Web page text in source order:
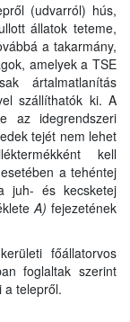
(udvarról) hús,
állatok teteme,
a takarmány,
amelyek a TSE
ártalmatlanítás
szállíthatók ki. A
az idegrendszeri
tejét nem lehet
kell
a tehéntej
juh- és kecsketej
A) fejezetének
főállatorvos
foglaltak szerint
a telepről.